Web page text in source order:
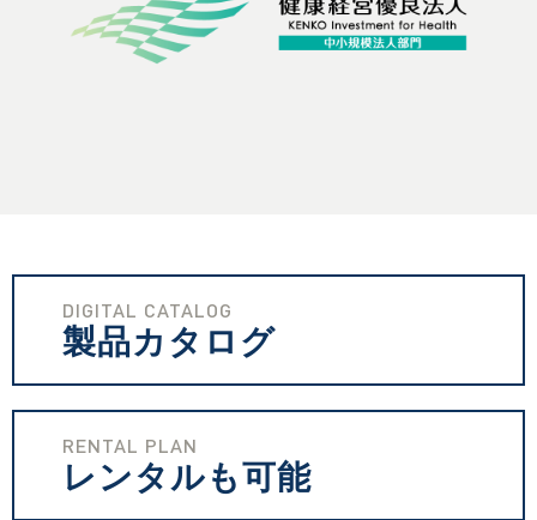
DIGITAL CATALOG
製品カタログ
RENTAL PLAN
レンタルも可能